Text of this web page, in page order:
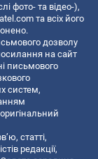
фото- та відео-),
та всіх його
дозволу
на сайт
письмового
систем,
статті,
редакції,